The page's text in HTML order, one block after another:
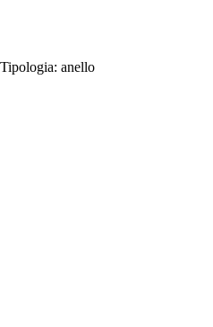
Tipologia: anello